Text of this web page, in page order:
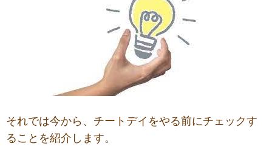
それでは今から、チートデイをやる前にチェックす
ることを紹介します。